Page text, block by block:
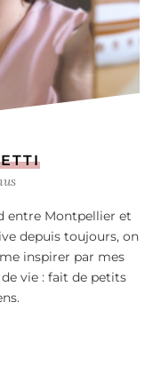
entre Montpellier et
depuis toujours, on
inspirer par mes
vie : fait de petits